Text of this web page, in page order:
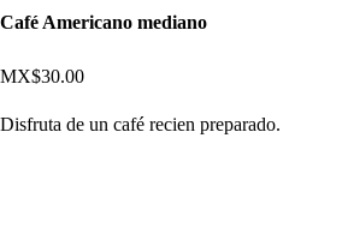
Café Americano mediano
MX$30.00
Disfruta de un café recien preparado.